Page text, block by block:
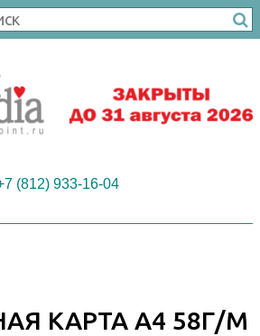
(812) 933-16-04
КАРТА А4 58Г/М